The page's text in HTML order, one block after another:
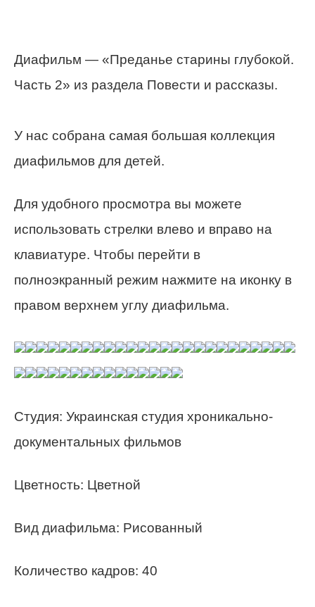
Диафильм — «Преданье старины глубокой.
Часть 2» из раздела Повести и рассказы.
У нас собрана самая большая коллекция
диафильмов для детей.
Для удобного просмотра вы можете
использовать стрелки влево и вправо на
клавиатуре. Чтобы перейти в
полноэкранный режим нажмите на иконку в
правом верхнем углу диафильма.
Студия: Украинская студия хроникально-
документальных фильмов
Цветность: Цветной
Вид диафильма: Рисованный
Количество кадров: 40